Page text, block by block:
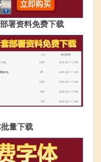
署资料免费下载
量下载